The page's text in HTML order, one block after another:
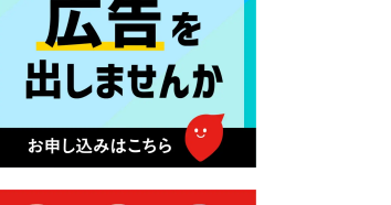
2026年7月10日 台湾伝統音楽
団体 「北埔八音団・楽善軒」
公演開催のお知らせ
ンディング型ふるさと納税の
実施について
2026年7月9日 農地法等に係